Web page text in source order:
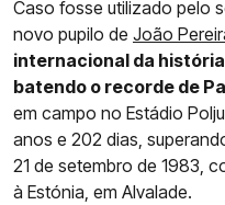
Caso fosse utilizado pelo
novo pupilo de João
internacional da
batendo o recorde de
em campo no Estádio
anos e 202 dias,
21 de setembro de 1983,
à Estónia, em Alvalade.